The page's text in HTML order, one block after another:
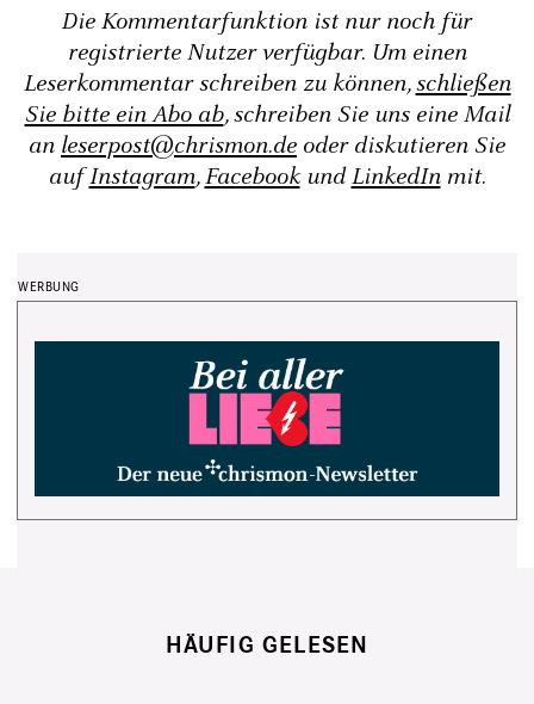
Die Kommentarfunktion ist nur noch für
registrierte Nutzer verfügbar. Um einen
Leserkommentar schreiben zu können,schließen
Sie bitte ein Abo ab, schreiben Sie uns eine Mail
an leserpost@chrismon.de oder diskutieren Sie
aufInstagram,FacebookundLinkedInmit.
HÄUFIG GELESEN